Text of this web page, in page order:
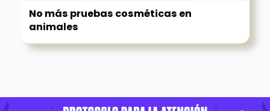
No más pruebas cosméticas en
animales